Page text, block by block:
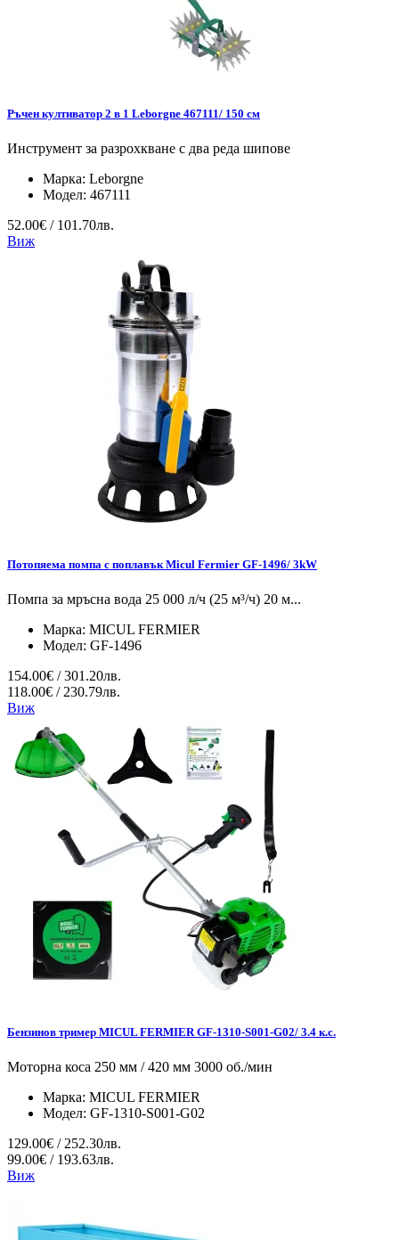
Ръчен култиватор 2 в 1 Leborgne 467111/ 150 см
Инструмент за разрохкване с два реда шипове
Марка: Leborgne
Модел: 467111
52.00€ / 101.70лв.
Виж
Потопяема помпа с поплавък Micul Fermier GF-1496/ 3kW
Помпа за мръсна вода 25 000 л/ч (25 м³/ч) 20 м...
Марка: MICUL FERMIER
Модел: GF-1496
154.00€ / 301.20лв.
118.00€ / 230.79лв.
Виж
Бензинов тример MICUL FERMIER GF-1310-S001-G02/ 3.4 к.с.
Моторна коса 250 мм / 420 мм 3000 об./мин
Марка: MICUL FERMIER
Модел: GF-1310-S001-G02
129.00€ / 252.30лв.
99.00€ / 193.63лв.
Виж